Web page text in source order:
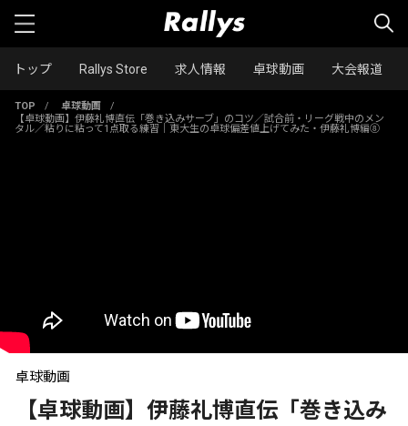
トップ Rallys Store 求人情報 卓球動画 大会報道
TOP / 卓球動画
/
【卓球動画】伊藤礼博直伝「巻き込みサーブ」のコツ／試合前・リーグ戦中のメン
タル／粘りに粘って1点取る練習｜東大生の卓球偏差値上げてみた・伊藤礼博編⑧
卓球動画
【卓球動画】伊藤礼博直伝「巻き込み